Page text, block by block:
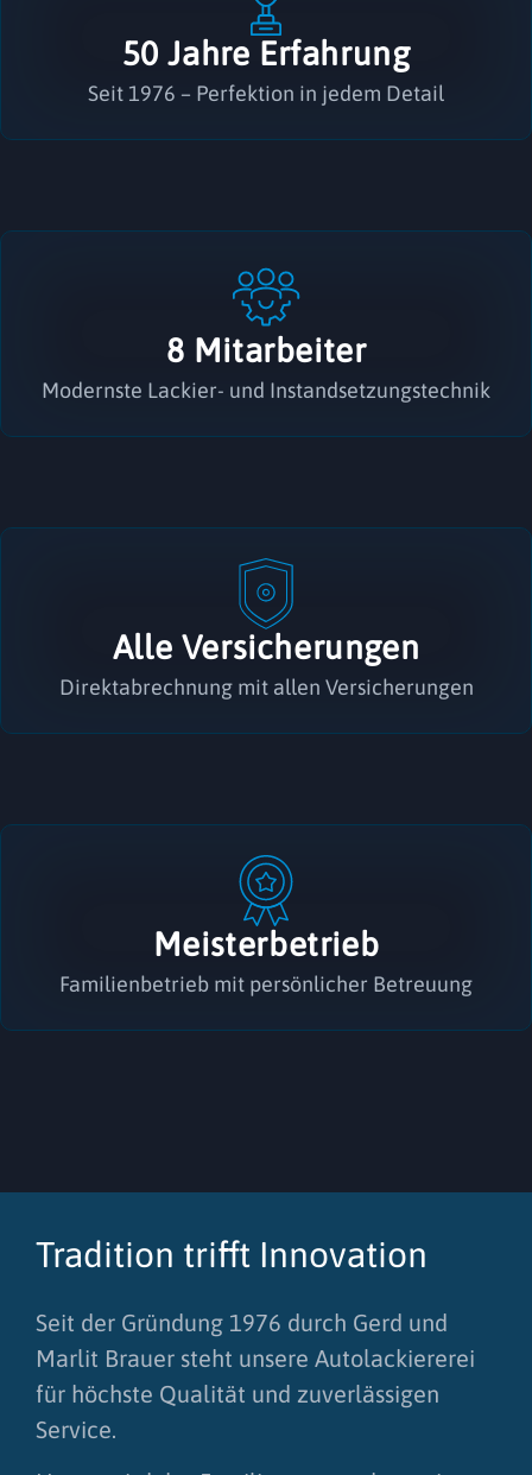
50 Jahre Erfahrung
Seit 1976 – Perfektion in jedem Detail
8 Mitarbeiter
Modernste Lackier- und Instandsetzungstechnik
Alle Versicherungen
Direktabrechnung mit allen Versicherungen
Meisterbetrieb
Familienbetrieb mit persönlicher Betreuung
Tradition trifft Innovation
Seit der Gründung 1976 durch Gerd und
Marlit Brauer steht unsere Autolackiererei
für höchste Qualität und zuverlässigen
Service.